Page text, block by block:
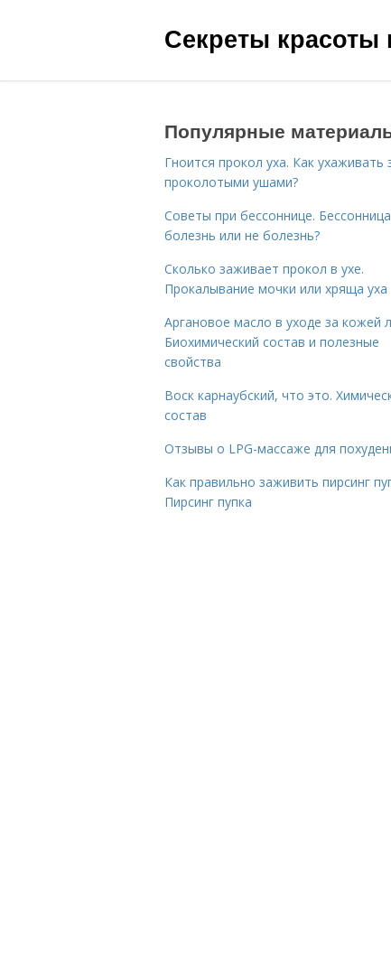
Секреты красоты
Популярные
Гноится прокол уха. Как ухаживать
проколотыми ушами?
Советы при бессоннице.
болезнь или не болезнь?
Сколько заживает прокол в ухе.
Прокалывание мочки или хряща уха
Аргановое масло в уходе за кожей
Биохимический состав и полезные
свойства
Воск карнаубский, что это.
состав
Отзывы о LPG-массаже для
Как правильно заживить пирсинг
Пирсинг пупка